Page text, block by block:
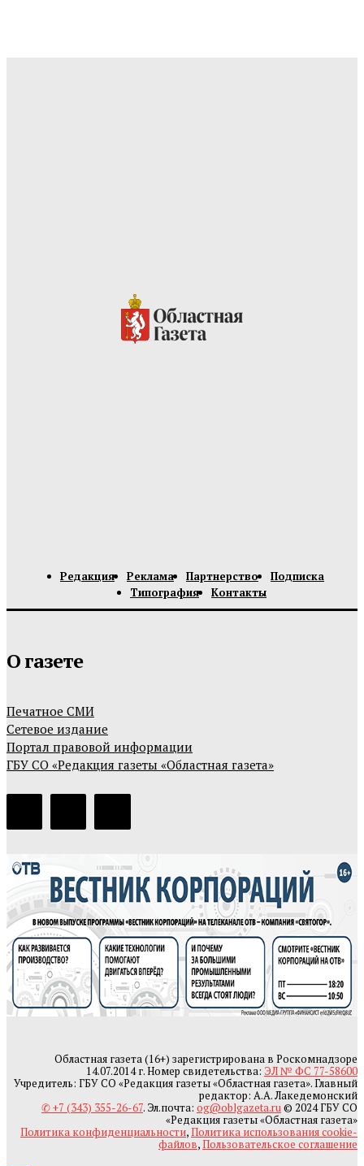
Редакция Реклама Партнерство
Подписка
Типография
Контакты
О газете
Печатное СМИ
Сетевое издание
Портал правовой информации
ГБУ СО «Редакция газеты «Областная газета»
Областная газета (16+) зарегистрирована в Роскомнадзоре
14.07.2014 г. Номер свидетельства: ЭЛ № ФС 77-58600
Учредитель: ГБУ СО «Редакция газеты «Областная газета». Главный
редактор: А.А. Лакедемонский
✆ +7 (343) 355-26-67. Эл.почта: og@oblgazeta.ru© 2024 ГБУ СО
«Редакция газеты «Областная газета»
Политика конфиденциальности,Политика использования cookie-
файлов,Пользовательское соглашение